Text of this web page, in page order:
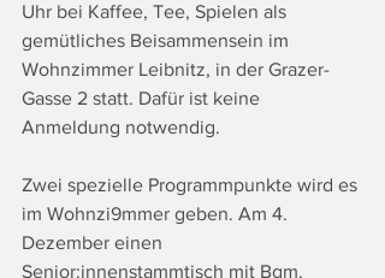
Uhr bei Kaffee, Tee, Spielen als
gemütliches Beisammensein im
Wohnzimmer Leibnitz, in der Grazer-
Gasse 2 statt. Dafür ist keine
Anmeldung notwendig.
Zwei spezielle Programmpunkte wird es
im Wohnzi9mmer geben. Am 4.
Dezember einen
Senior:innenstammtisch mit Bgm.